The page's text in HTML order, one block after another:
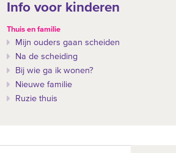
Info voor kinderen
Thuis en familie
Mijn ouders gaan scheiden
Na de scheiding
Bij wie ga ik wonen?
Nieuwe familie
Ruzie thuis